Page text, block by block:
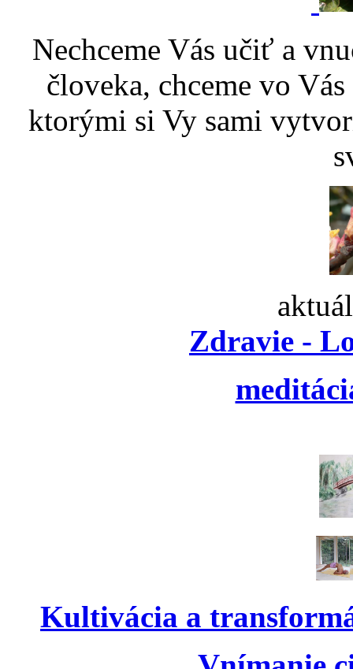
Nechceme Vás učiť a
človeka, chceme vo
ktorými si Vy sami
Zdravie -
Kultivácia a